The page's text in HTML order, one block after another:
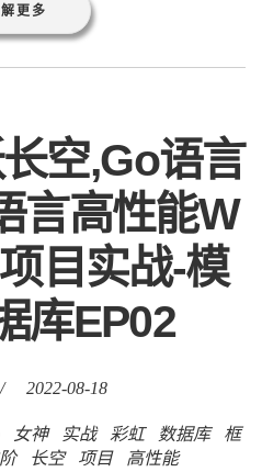
更多
空,Go语言
言高性能W
目实战-模
库EP02
/ 2022-08-18
女神 实战 彩虹 数据库
框
长空 项目 高性能